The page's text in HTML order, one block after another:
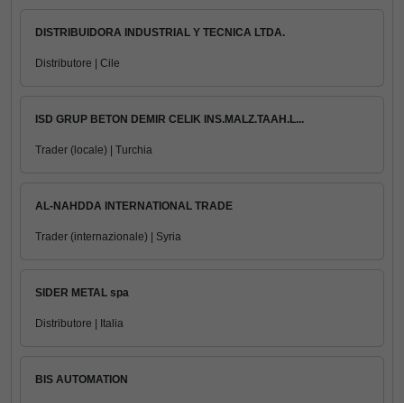
DISTRIBUIDORA INDUSTRIAL Y TECNICA LTDA.
Distributore | Cile
ISD GRUP BETON DEMIR CELIK INS.MALZ.TAAH.L...
Trader (locale) | Turchia
AL-NAHDDA INTERNATIONAL TRADE
Trader (internazionale) | Syria
SIDER METAL spa
Distributore | Italia
BIS AUTOMATION